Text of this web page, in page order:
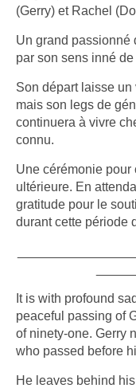
(Gerry) et Rachel
Un grand passionné
par son sens inné
Son départ laisse
mais son legs de
continuera à vivre
connu.
Une cérémonie
ultérieure. En
gratitude pour le
durant cette période
It is with profound
peaceful passing of
of ninety-one. Gerry
who passed before
He leaves behind